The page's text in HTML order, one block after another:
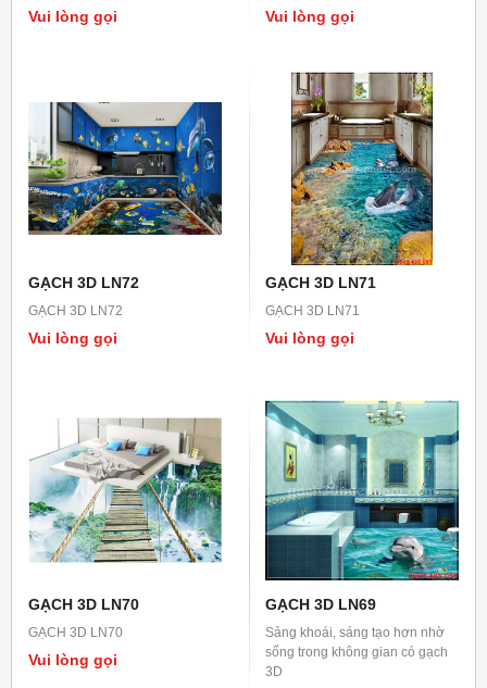
Vui lòng gọi Vui lòng gọi
GẠCH 3D LN72
GẠCH 3D LN72
Vui lòng gọi
GẠCH 3D LN71
GẠCH 3D LN71
Vui lòng gọi
GẠCH 3D LN70
GẠCH 3D LN70
Vui lòng gọi
GẠCH 3D LN69
Sảng khoái, sáng tạo hơn nhờ
sống trong không gian có gạch
3D